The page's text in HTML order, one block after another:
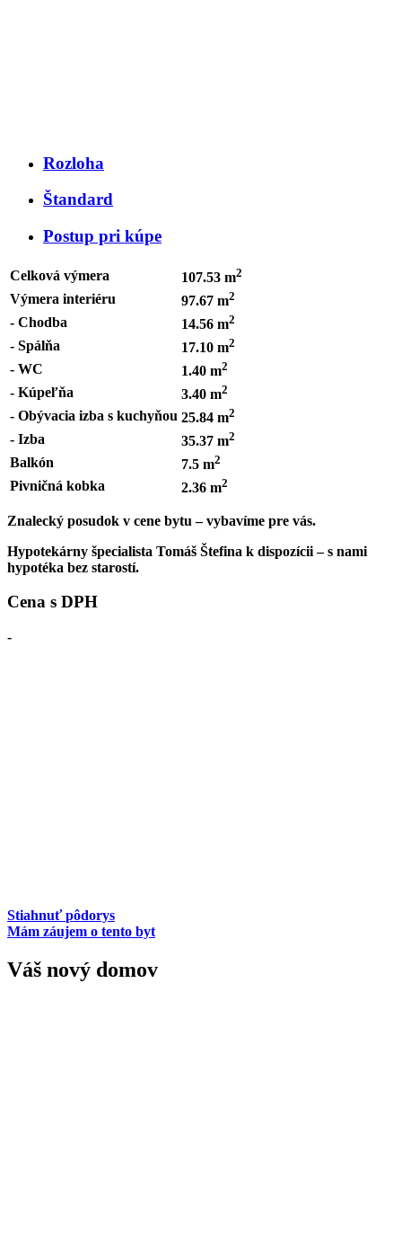
Rozloha
Štandard
Postup pri kúpe
Celková výmera 107.53 m2
Výmera interiéru 97.67 m2
- Chodba 14.56 m2
- Spálňa 17.10 m2
- WC 1.40 m2
- Kúpeľňa 3.40 m2
- Obývacia izba s kuchyňou 25.84 m2
- Izba 35.37 m2
Balkón 7.5 m2
Pivničná kobka 2.36 m2
Znalecký posudok v cene bytu – vybavíme pre vás.
Hypotekárny špecialista Tomáš Štefina k dispozícii – s nami
hypotéka bez starostí.
Cena s DPH
-
Stiahnuťpôdorys
Mám záujem o tento byt
Váš nový domov